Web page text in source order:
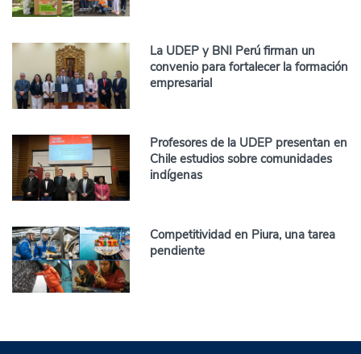
La UDEP y BNI Perú firman un
convenio para fortalecer la formación
empresarial
Profesores de la UDEP presentan en
Chile estudios sobre comunidades
indígenas
Competitividad en Piura, una tarea
pendiente